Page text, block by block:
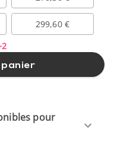
299,60 €
pour